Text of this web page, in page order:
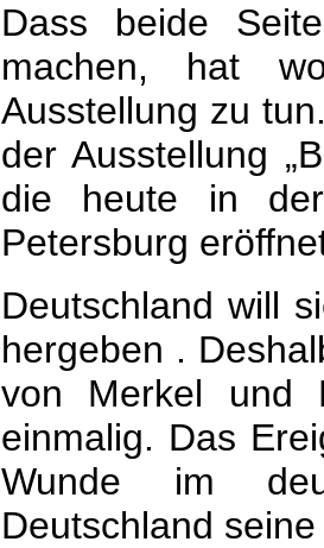
Dass beide
machen, hat
Ausstellung zu
der Ausstellung
die heute in
Petersburg
Deutschland will
hergeben .
von Merkel und
einmalig. Das
Wunde im
Deutschland